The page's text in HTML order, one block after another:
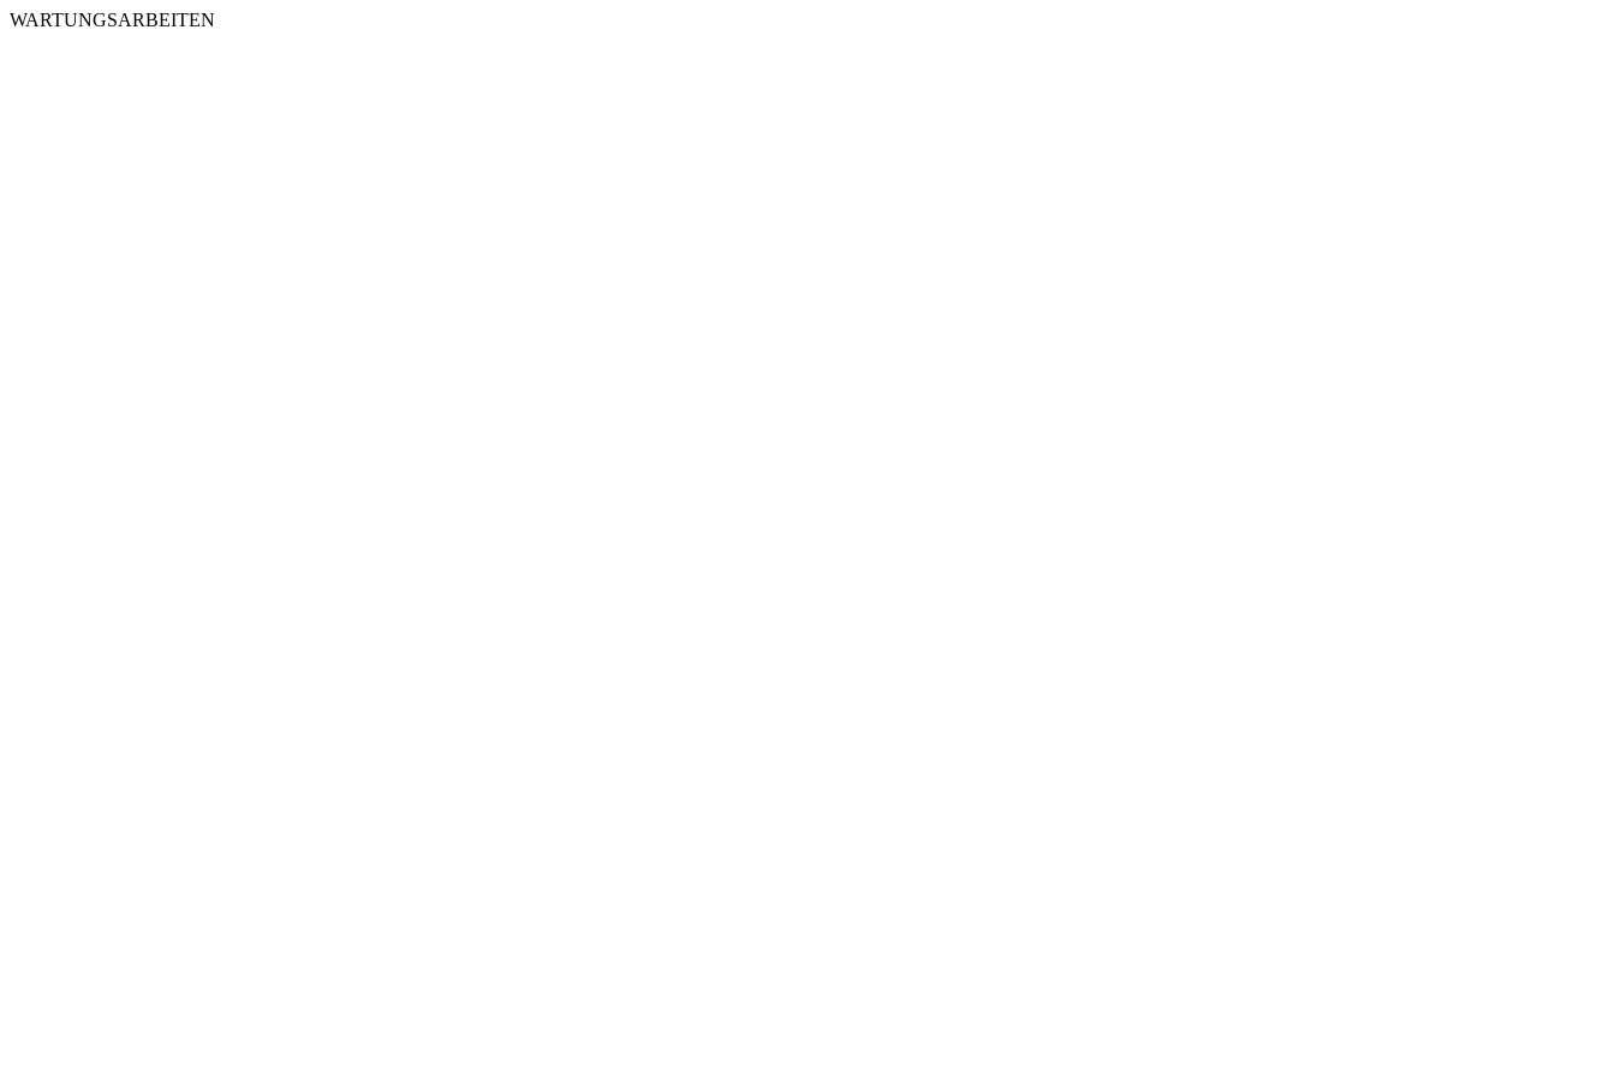
WARTUNGSARBEITEN